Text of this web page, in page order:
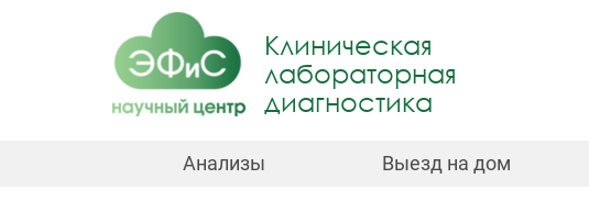
Клиническая
лабораторная
диагностика
Анализы Выезд на дом